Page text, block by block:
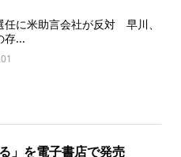
任に米助言会社が反対 早川、
存...
」を電子書店で発売